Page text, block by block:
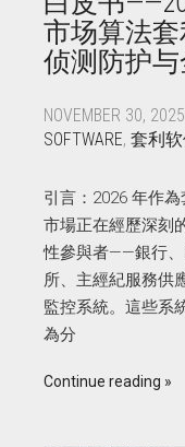
市场算法套
侦测防护
NOVEMBER 30,
SOFTWARE, 套利
引言：2026 年作
市場正在經歷深刻
性參與者——銀行、
所、主經紀服務供
監控系統。這些系
為分
Continue reading